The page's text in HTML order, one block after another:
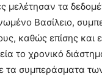
μελέτησαν τα
Βασίλειο,
καθώς επίσης
το χρονικό
συμπεράσματα των